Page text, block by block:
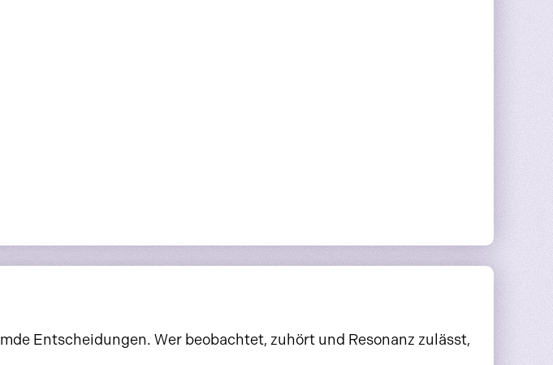
Entscheidungen. Wer beobachtet, zuhört und Resonanz zulässt,